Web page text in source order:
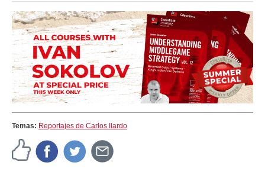
Temas: Reportajes de Carlos Ilardo